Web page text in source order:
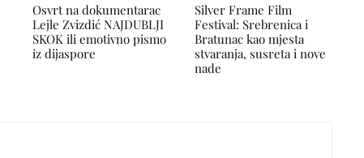
Osvrt na dokumentarac
Lejle Zvizdić NAJDUBLJI
SKOK ili emotivno pismo
iz dijaspore
Silver Frame Film
Festival: Srebrenica i
Bratunac kao mjesta
stvaranja, susreta i nove
nade